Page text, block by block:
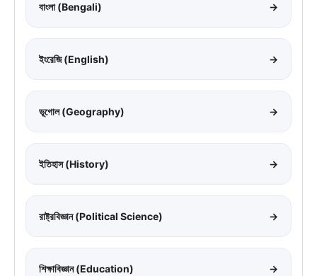
বাংলা (Bengali) →
ইংরেজি (English) →
ভূগোল (Geography) →
ইতিহাস (History) →
রাষ্ট্রবিজ্ঞান (Political Science) →
শিক্ষাবিজ্ঞান (Education) →